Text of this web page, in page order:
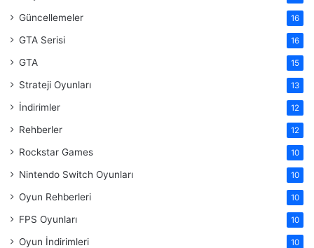
Güncellemeler 16
GTA Serisi 16
GTA 15
Strateji Oyunları 13
İndirimler 12
Rehberler 12
Rockstar Games 10
Nintendo Switch Oyunları 10
Oyun Rehberleri 10
FPS Oyunları 10
Oyun İndirimleri 10